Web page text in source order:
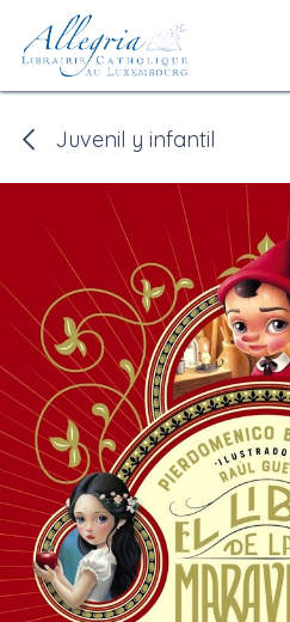
Ir al contenido
Juvenil y infantil